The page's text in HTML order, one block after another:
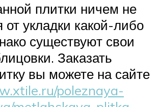
плитки ничем не
от укладки какой-либо
существуют свои
Заказать
вы можете на сайте
poleznaya-